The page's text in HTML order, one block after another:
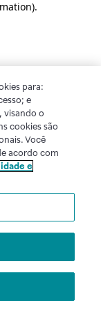
.
para:
e
visando o
cookies são
Você
acordo com
e